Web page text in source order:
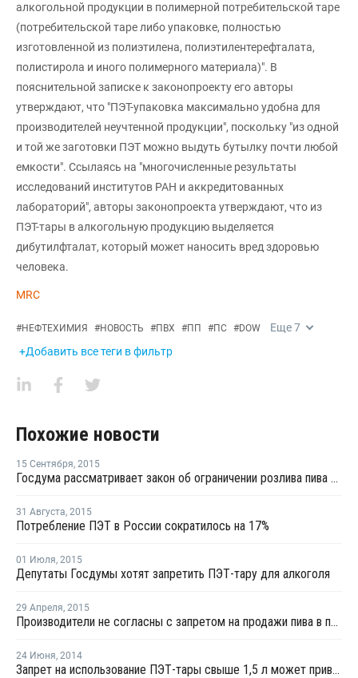
алкогольной продукции в полимерной потребительской таре
(потребительской таре либо упаковке, полностью
изготовленной из полиэтилена, полиэтилентерефталата,
полистирола и иного полимерного материала)". В
пояснительной записке к законопроекту его авторы
утверждают, что "ПЭТ-упаковка максимально удобна для
производителей неучтенной продукции", поскольку "из одной
и той же заготовки ПЭТ можно выдуть бутылку почти любой
емкости". Ссылаясь на "многочисленные результаты
исследований институтов РАН и аккредитованных
лабораторий", авторы законопроекта утверждают, что из
ПЭТ-тары в алкогольную продукцию выделяется
дибутилфталат, который может наносить вред здоровью
человека.
MRC
#НЕФТЕХИМИЯ #НОВОСТЬ #ПВХ #ПП #ПС #DOW Еще7
+Добавить все теги в фильтр
Похожие новости
15 Сентября, 2015
Госдума рассматривает закон об ограничении розлива пива в ПЭТ-бутылки
31 Августа, 2015
Потребление ПЭТ в России сократилось на 17%
01 Июля, 2015
Депутаты Госдумы хотят запретить ПЭТ-тару для алкоголя
29 Апреля, 2015
Производители не согласны с запретом на продажи пива в пластиковой упаковке
24 Июня, 2014
Запрет на использование ПЭТ-тары свыше 1,5 л может привести к закрытию пивных мини-заводов